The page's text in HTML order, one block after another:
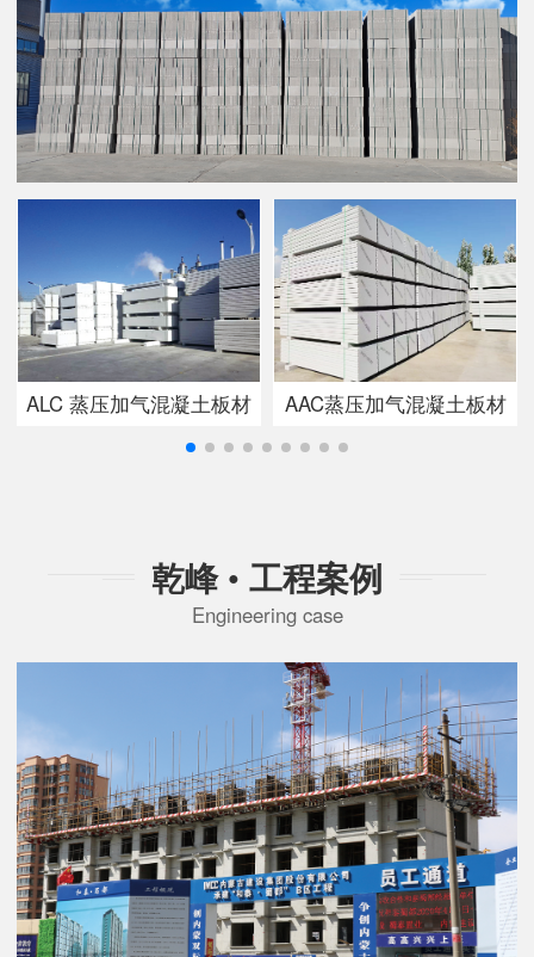
ALC 蒸压加气混凝土板材 AAC蒸压加气混凝土板材
乾峰• 工程案例
Engineering case